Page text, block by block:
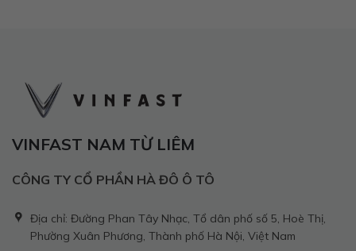
VINFAST NAM TỪ LIÊM
CÔNG TY CỔ PHẦN HÀ ĐÔ Ô TÔ
Địa chỉ: Đường Phan Tây Nhạc, Tổ dân phố số 5, Hoè Thị,
Phường Xuân Phương, Thành phố Hà Nội, Việt Nam